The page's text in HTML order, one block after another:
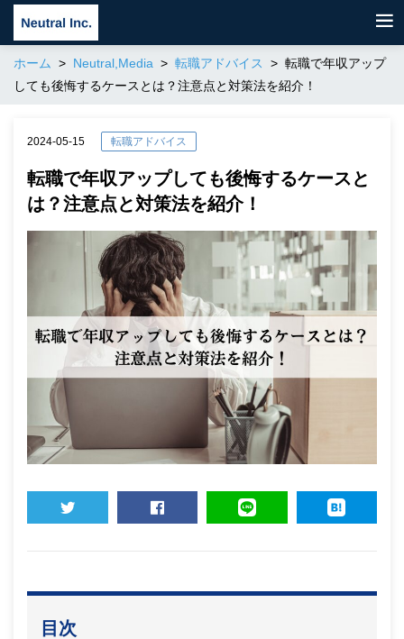
ホーム Neutral,Media 転職アドバイス
転職で年収アップ
しても後悔するケースとは？注意点と対策法を紹介！
2024-05-15 転職アドバイス
転職で年収アップしても後悔するケースと
は？注意点と対策法を紹介！
目次